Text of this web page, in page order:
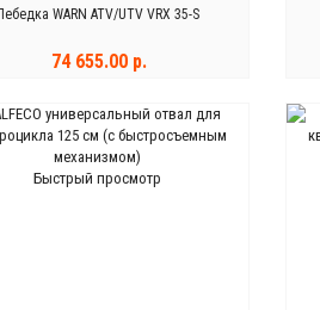
WARN ATV/UTV VRX 35-S
74 655.00 р.
Быстрый просмотр